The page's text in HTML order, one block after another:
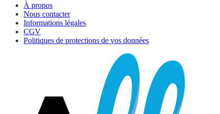
À propos
Nous contacter
Informations légales
CGV
Politiques de protections de vos données